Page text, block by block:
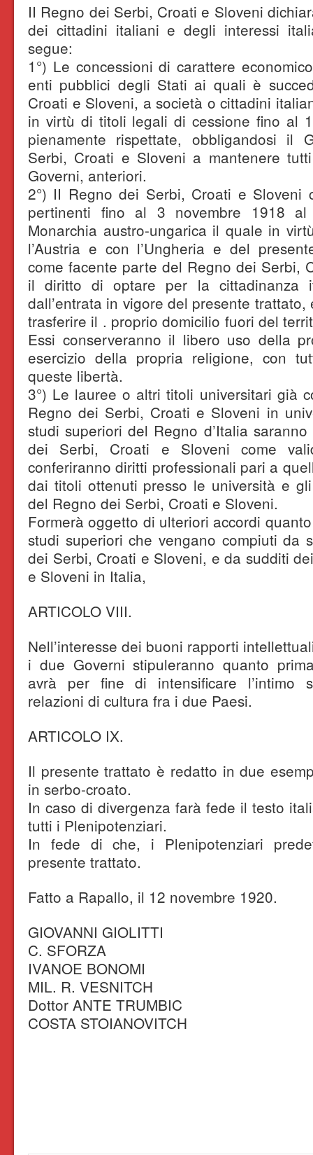
II Regno dei Serbi, Croati e Sloveni
dei cittadini italiani e degli interessi
segue:
1°) Le concessioni di carattere
enti pubblici degli Stati ai quali è
Croati e Sloveni, a società o cittadini
in virtù di titoli legali di cessione fino al
pienamente rispettate, obbligandosi il
Serbi, Croati e Sloveni a mantenere
Governi, anteriori.
2°) II Regno dei Serbi, Croati e Sloveni
pertinenti fino al 3 novembre 1918 al
Monarchia austro-ungarica il quale in
l’Austria e con l’Ungheria e del
come facente parte del Regno dei Serbi,
il diritto di optare per la cittadinanza
dall’entrata in vigore del presente trattato,
trasferire il . proprio domicilio fuori del
Essi conserveranno il libero uso della
esercizio della propria religione, con
queste libertà.
3°) Le lauree o altri titoli universitari già
Regno dei Serbi, Croati e Sloveni in
studi superiori del Regno d’Italia
dei Serbi, Croati e Sloveni come
conferiranno diritti professionali pari a
dai titoli ottenuti presso le università e
del Regno dei Serbi, Croati e Sloveni.
Formerà oggetto di ulteriori accordi
studi superiori che vengano compiuti da
dei Serbi, Croati e Sloveni, e da sudditi
e Sloveni in Italia,
ARTICOLO VIII.
Nell’interesse dei buoni rapporti
i due Governi stipuleranno quanto
avrà per fine di intensificare l’intimo
relazioni di cultura fra i due Paesi.
ARTICOLO IX.
Il presente trattato è redatto in due
in serbo-croato.
In caso di divergenza farà fede il testo
tutti i Plenipotenziari.
In fede di che, i Plenipotenziari
presente trattato.
Fatto a Rapallo, il 12 novembre 1920.
GIOVANNI GIOLITTI
C. SFORZA
IVANOE BONOMI
MIL. R. VESNITCH
Dottor ANTE TRUMBIC
COSTA STOIANOVITCH